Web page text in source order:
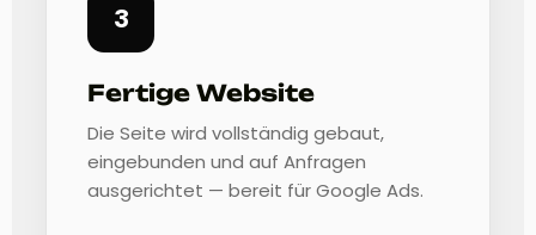
3
Fertige Website
Die Seite wird vollständig gebaut,
eingebunden und auf Anfragen
ausgerichtet — bereit für Google Ads.